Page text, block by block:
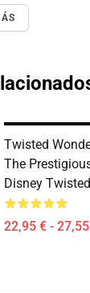
Twisted
The
Disney
22,95 € -